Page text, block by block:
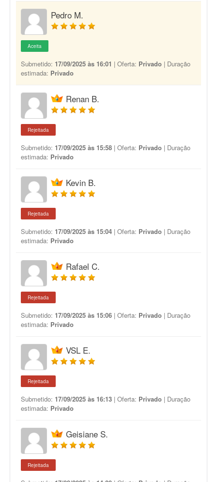
Pedro M.
Aceita
Submetido: 17/09/2025 às 16:01 | Oferta: Privado | Duração
estimada: Privado
Renan B.
Rejeitada
Submetido: 17/09/2025 às 15:58 | Oferta: Privado | Duração
estimada: Privado
Kevin B.
Rejeitada
Submetido: 17/09/2025 às 15:04 | Oferta: Privado | Duração
estimada: Privado
Rafael C.
Rejeitada
Submetido: 17/09/2025 às 15:06 | Oferta: Privado | Duração
estimada: Privado
VSL E.
Rejeitada
Submetido: 17/09/2025 às 16:13 | Oferta: Privado | Duração
estimada: Privado
Geisiane S.
Rejeitada